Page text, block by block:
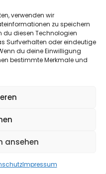
verwenden wir
zu speichern
du diesen Technologien
Surfverhalten oder eindeutige
du deine Einwilligung
bestimmte Merkmale und
ansehen
Impressum
erzingen.de